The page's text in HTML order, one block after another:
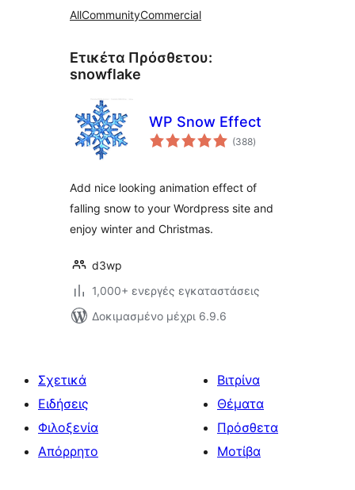
AllCommunityCommercial
Ετικέτα Πρόσθετου:
snowflake
WP Snow Effect
(388αξιολογήσεις
σύνολο
)
Add nice looking animation effect of
falling snow to your Wordpress site and
enjoy winter and Christmas.
d3wp
1,000+ ενεργές εγκαταστάσεις
Δοκιμασμένο μέχρι 6.9.6
Σχετικά
Ειδήσεις
Φιλοξενία
Απόρρητο
Βιτρίνα
Θέματα
Πρόσθετα
Μοτίβα